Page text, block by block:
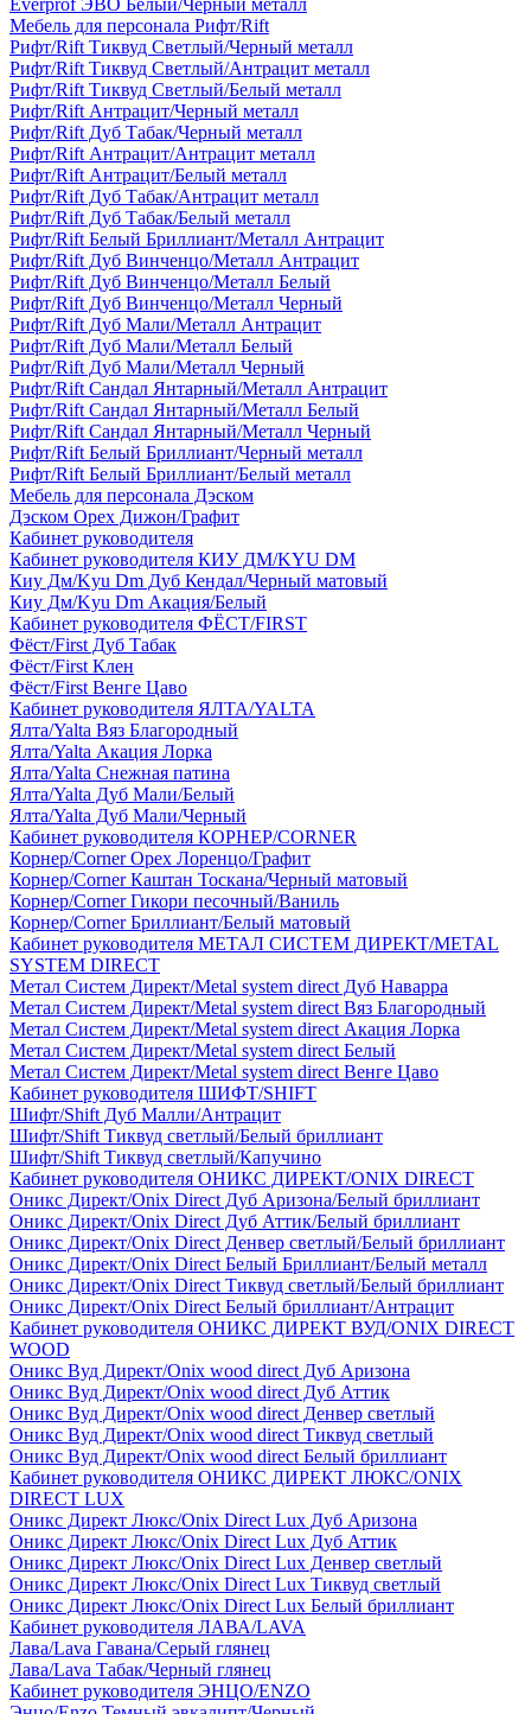
Everprof ЭВО Белый/Черный металл
Мебель для персонала Рифт/Rift
Рифт/Rift Тиквуд Светлый/Черный металл
Рифт/Rift Тиквуд Светлый/Антрацит металл
Рифт/Rift Тиквуд Светлый/Белый металл
Рифт/Rift Антрацит/Черный металл
Рифт/Rift Дуб Табак/Черный металл
Рифт/Rift Антрацит/Антрацит металл
Рифт/Rift Антрацит/Белый металл
Рифт/Rift Дуб Табак/Антрацит металл
Рифт/Rift Дуб Табак/Белый металл
Рифт/Rift Белый Бриллиант/Металл Антрацит
Рифт/Rift Дуб Винченцо/Металл Антрацит
Рифт/Rift Дуб Винченцо/Металл Белый
Рифт/Rift Дуб Винченцо/Металл Черный
Рифт/Rift Дуб Мали/Металл Антрацит
Рифт/Rift Дуб Мали/Металл Белый
Рифт/Rift Дуб Мали/Металл Черный
Рифт/Rift Сандал Янтарный/Металл Антрацит
Рифт/Rift Сандал Янтарный/Металл Белый
Рифт/Rift Сандал Янтарный/Металл Черный
Рифт/Rift Белый Бриллиант/Черный металл
Рифт/Rift Белый Бриллиант/Белый металл
Мебель для персонала Дэском
Дэском Орех Дижон/Графит
Кабинет руководителя
Кабинет руководителя КИУ ДМ/KYU DM
Киу Дм/Kyu Dm Дуб Кендал/Черный матовый
Киу Дм/Kyu Dm Акация/Белый
Кабинет руководителя ФЁСТ/FIRST
Фёст/First Дуб Табак
Фёст/First Клен
Фёст/First Венге Цаво
Кабинет руководителя ЯЛТА/YALTA
Ялта/Yalta Вяз Благородный
Ялта/Yalta Акация Лорка
Ялта/Yalta Снежная патина
Ялта/Yalta Дуб Мали/Белый
Ялта/Yalta Дуб Мали/Черный
Кабинет руководителя КОРНЕР/CORNER
Корнер/Corner Орех Лоренцо/Графит
Корнер/Corner Каштан Тоскана/Черный матовый
Корнер/Corner Гикори песочный/Ваниль
Корнер/Corner Бриллиант/Белый матовый
Кабинет руководителя МЕТАЛ СИСТЕМ ДИРЕКТ/METAL
SYSTEM DIRECT
Метал Систем Директ/Metal system direct Дуб Наварра
Метал Систем Директ/Metal system direct Вяз Благородный
Метал Систем Директ/Metal system direct Акация Лорка
Метал Систем Директ/Metal system direct Белый
Метал Систем Директ/Metal system direct Венге Цаво
Кабинет руководителя ШИФТ/SHIFT
Шифт/Shift Дуб Малли/Антрацит
Шифт/Shift Тиквуд светлый/Белый бриллиант
Шифт/Shift Тиквуд светлый/Капучино
Кабинет руководителя ОНИКС ДИРЕКТ/ONIX DIRECT
Оникс Директ/Onix Direct Дуб Аризона/Белый бриллиант
Оникс Директ/Onix Direct Дуб Аттик/Белый бриллиант
Оникс Директ/Onix Direct Денвер светлый/Белый бриллиант
Оникс Директ/Onix Direct Белый Бриллиант/Белый металл
Оникс Директ/Onix Direct Тиквуд светлый/Белый бриллиант
Оникс Директ/Onix Direct Белый бриллиант/Антрацит
Кабинет руководителя ОНИКС ДИРЕКТ ВУД/ONIX DIRECT
WOOD
Оникс Вуд Директ/Onix wood direct Дуб Аризона
Оникс Вуд Директ/Onix wood direct Дуб Аттик
Оникс Вуд Директ/Onix wood direct Денвер светлый
Оникс Вуд Директ/Onix wood direct Тиквуд светлый
Оникс Вуд Директ/Onix wood direct Белый бриллиант
Кабинет руководителя ОНИКС ДИРЕКТ ЛЮКС/ONIX
DIRECT LUX
Оникс Директ Люкс/Onix Direct Lux Дуб Аризона
Оникс Директ Люкс/Onix Direct Lux Дуб Аттик
Оникс Директ Люкс/Onix Direct Lux Денвер светлый
Оникс Директ Люкс/Onix Direct Lux Тиквуд светлый
Оникс Директ Люкс/Onix Direct Lux Белый бриллиант
Кабинет руководителя ЛАВА/LAVA
Лава/Lava Гавана/Серый глянец
Лава/Lava Табак/Черный глянец
Кабинет руководителя ЭНЦО/ENZO